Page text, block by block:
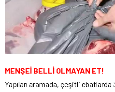
MENŞEİ BELLİ OLMAYAN ET!
Yapılan aramada, çeşitli ebatlarda